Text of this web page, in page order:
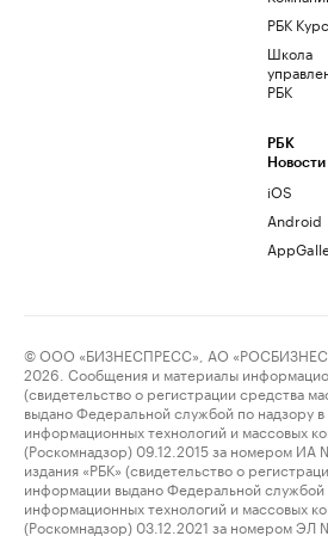
РБК
Школа
РБК
РБК
Новости
iOS
Android
© ООО «БИЗНЕСПРЕСС», АО
2026. Сообщения и материалы
(свидетельство о регистрации средства
выдано Федеральной службой по надзору в
информационных технологий и массовых
(Роскомнадзор) 09.12.2015 за номером
издания «РБК» (свидетельство о
информации выдано Федеральной службой
информационных технологий и массовых
(Роскомнадзор) 03.12.2021 за номером